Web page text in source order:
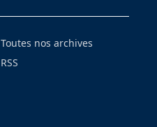
Toutes nos archives
RSS